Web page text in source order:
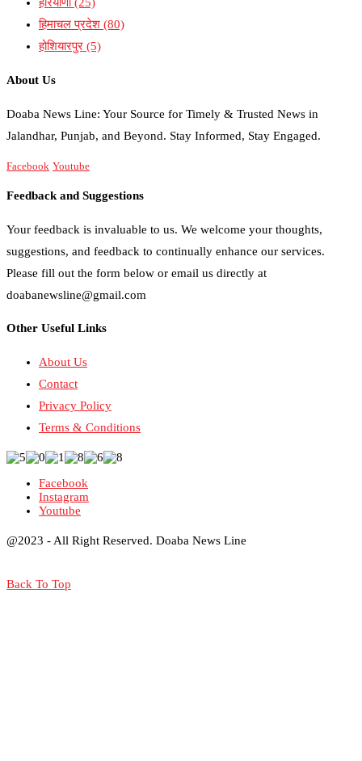
हिमाचल प्रदेश (80)
होशियारपुर (5)
About Us
Doaba News Line: Your Source for Timely & Trusted News in
Jalandhar, Punjab, and Beyond. Stay Informed, Stay Engaged.
Facebook Youtube
Feedback and Suggestions
Your feedback is invaluable to us. We welcome your thoughts,
suggestions, and feedback to continually enhance our services.
Please fill out the form below or email us directly at
doabanewsline@gmail.com
Other Useful Links
About Us
Contact
Privacy Policy
Terms & Conditions
Facebook
Instagram
Youtube
@2023 - All Right Reserved. Doaba News Line
Back To Top